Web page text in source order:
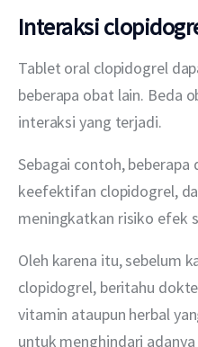
Interaksi
Tablet oral clopidogrel
beberapa obat lain. Beda
interaksi yang terjadi.
Sebagai contoh,
keefektifan clopidogrel,
meningkatkan risiko efek
Oleh karena itu, sebelum
clopidogrel, beritahu
vitamin ataupun herbal
untuk menghindari